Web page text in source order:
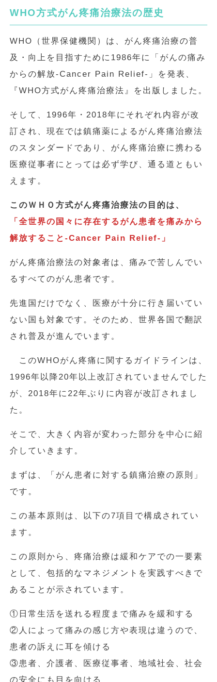
WHO方式がん疼痛治療法の歴史
WHO（世界保健機関）は、がん疼痛治療の普
及・向上を目指すために1986年に「がんの痛み
からの解放-Cancer Pain Relief-」を発表、
『WHO方式がん疼痛治療法』を出版しました。
そして、1996年・2018年にそれぞれ内容が改
訂され、現在では鎮痛薬によるがん疼痛治療法
のスタンダードであり、がん疼痛治療に携わる
医療従事者にとっては必ず学び、通る道ともい
えます。
このＷＨＯ方式がん疼痛治療法の目的は、
「全世界の国々に存在するがん患者を痛みから
解放すること-Cancer Pain Relief-」
がん疼痛治療法の対象者は、痛みで苦しんでい
るすべてのがん患者です。
先進国だけでなく、医療が十分に行き届いてい
ない国も対象です。そのため、世界各国で翻訳
され普及が進んでいます。
このWHOがん疼痛に関するガイドラインは、
1996年以降20年以上改訂されていませんでした
が、2018年に22年ぶりに内容が改訂されまし
た。
そこで、大きく内容が変わった部分を中心に紹
介していきます。
まずは、「がん患者に対する鎮痛治療の原則」
です。
この基本原則は、以下の7項目で構成されてい
ます。
この原則から、疼痛治療は緩和ケアでの一要素
として、包括的なマネジメントを実践すべきで
あることが示されています。
①日常生活を送れる程度まで痛みを緩和する
②人によって痛みの感じ方や表現は違うので、
患者の訴えに耳を傾ける
③患者、介護者、医療従事者、地域社会、社会
の安全にも目を向ける